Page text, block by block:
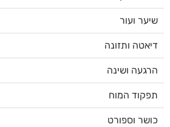
שיער ועור
דיאטה ותזונה
הרגעה ושינה
תפקוד המוח
כושר וספורט